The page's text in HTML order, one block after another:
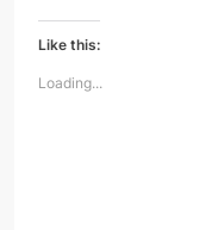
Like this:
Loading...